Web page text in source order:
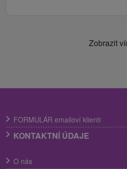
Zobrazit
FORMULÁR emailoví klienti
KONTAKTNÍ ÚDAJE
O nás